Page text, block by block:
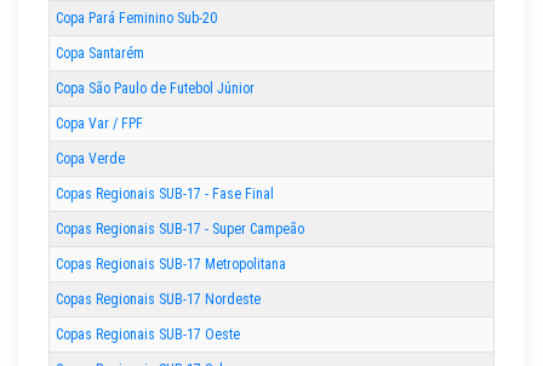
Copa Pará Feminino Sub-20
Copa Santarém
Copa São Paulo de Futebol Júnior
Copa Var / FPF
Copa Verde
Copas Regionais SUB-17 - Fase Final
Copas Regionais SUB-17 - Super Campeão
Copas Regionais SUB-17 Metropolitana
Copas Regionais SUB-17 Nordeste
Copas Regionais SUB-17 Oeste